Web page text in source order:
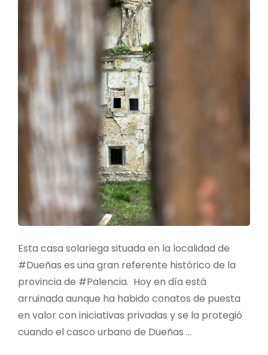
Esta casa solariega situada en la localidad de
#Dueñas es una gran referente histórico de la
provincia de #Palencia. Hoy en día está
arruinada aunque ha habido conatos de puesta
en valor con iniciativas privadas y se la protegió
cuando el casco urbano de Dueñas …